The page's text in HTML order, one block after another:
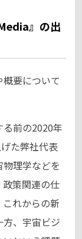
』の出
要について
前の2020年
た弊社代表
理学などを
策関連の仕
れからの新
方、宇宙ビジ